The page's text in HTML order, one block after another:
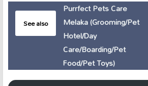
See also
Purrfect Pets Care
Melaka (Grooming/Pet
Hotel/Day
Care/Boarding/Pet
Food/Pet Toys)